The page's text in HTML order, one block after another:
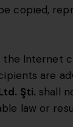
copied,
Internet
are
Şti. shall
law or